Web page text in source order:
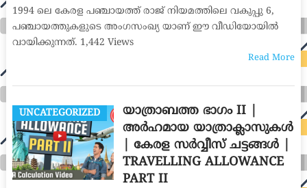
1994 ലെ കേരള പഞ്ചായത്ത് രാജ് നിയമത്തിലെ വകുപ്പു 6,
പഞ്ചായത്തുകളുടെ അംഗസംഖ്യ യാണ് ഈ വീഡിയോയിൽ
വായിക്കുന്നത്. 1,442 Views
Read More
UNCATEGORIZED
യാത്രാബത്ത ഭാഗം II |
അർഹമായ യാത്രാക്ലാസുകൾ
| കേരള സർവ്വീസ് ചട്ടങ്ങൾ |
TRAVELLING ALLOWANCE
PART II